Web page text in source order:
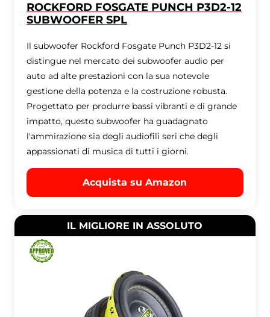
ROCKFORD FOSGATE PUNCH P3D2-12
SUBWOOFER SPL
Il subwoofer Rockford Fosgate Punch P3D2-12 si
distingue nel mercato dei subwoofer audio per
auto ad alte prestazioni con la sua notevole
gestione della potenza e la costruzione robusta.
Progettato per produrre bassi vibranti e di grande
impatto, questo subwoofer ha guadagnato
l'ammirazione sia degli audiofili seri che degli
appassionati di musica di tutti i giorni.
Acquista su Amazon
IL MIGLIORE IN ASSOLUTO